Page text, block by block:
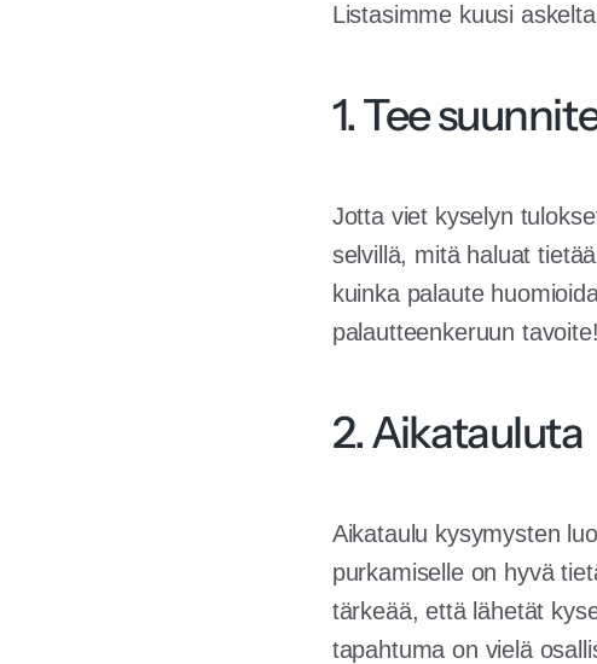
Listasimme kuusi
1. Tee
Jotta viet kyselyn
selvillä, mitä haluat
kuinka palaute
palautteenkeruun tavoite!
2. Aikatauluta
Aikataulu kysymysten
purkamiselle on hyvä
tärkeää, että lähetät
tapahtuma on vielä